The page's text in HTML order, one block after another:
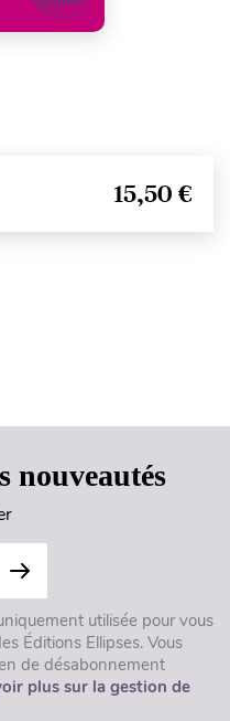
15,50 €
nouveautés
utilisée pour vous
Éditions Ellipses. Vous
de désabonnement
plus sur la gestion de